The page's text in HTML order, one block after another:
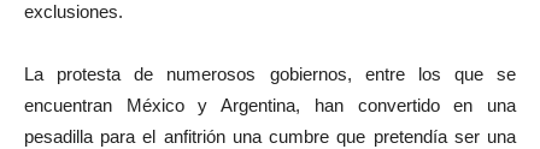
exclusiones.
La protesta de numerosos gobiernos, entre los que se
encuentran México y Argentina, han convertido en una
pesadilla para el anfitrión una cumbre que pretendía ser una